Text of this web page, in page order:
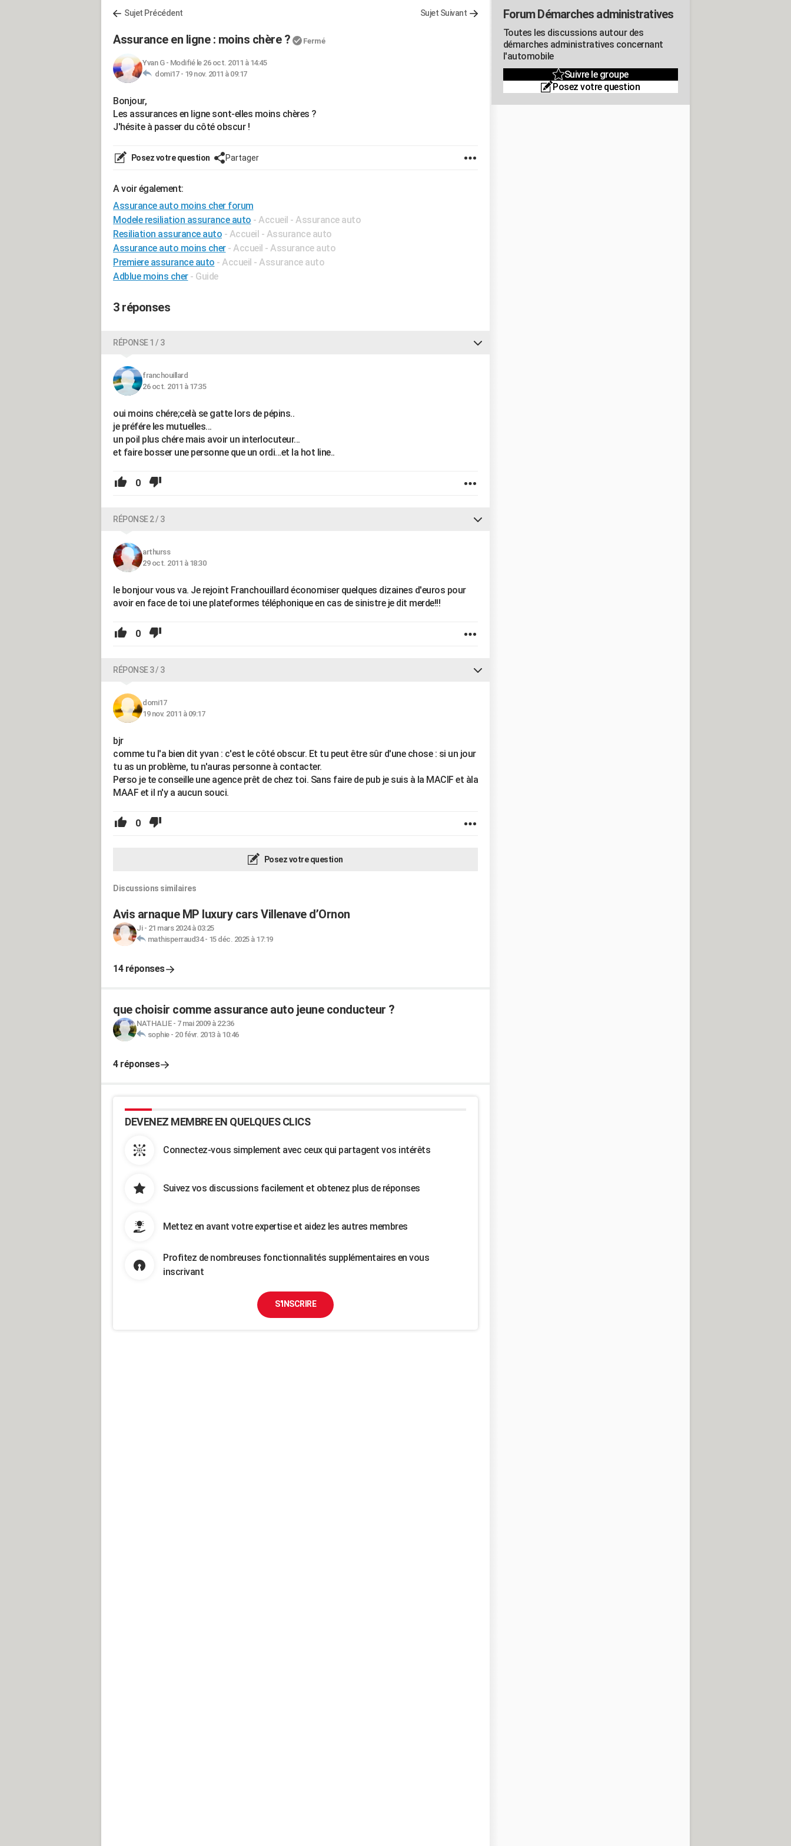
Sujet Précédent Sujet Suivant
Assurance en ligne : moins chère ? Fermé
Yvan G- Modifié le 26 oct. 2011 à 14:45
domi17 - 19 nov. 2011 à 09:17
Bonjour,
Les assurances en ligne sont-elles moins chères ?
J'hésite à passer du côté obscur !
Posez votre question Partager
A voir également:
Assurance auto moins cher forum
Modele resiliation assurance auto - Accueil - Assurance auto
Resiliation assurance auto - Accueil - Assurance auto
Assurance auto moins cher - Accueil - Assurance auto
Premiere assurance auto - Accueil - Assurance auto
Adblue moins cher - Guide
3 réponses
RÉPONSE 1 / 3
franchouillard
26 oct. 2011 à 17:35
oui moins chére;celà se gatte lors de pépins..
je préfére les mutuelles...
un poil plus chére mais avoir un interlocuteur...
et faire bosser une personne que un ordi...et la hot line..
0
RÉPONSE 2 / 3
arthurss
29 oct. 2011 à 18:30
le bonjour vous va. Je rejoint Franchouillard économiser quelques dizaines d'euros pour
avoir en face de toi une plateformes téléphonique en cas de sinistre je dit merde!!!
0
RÉPONSE 3 / 3
domi17
19 nov. 2011 à 09:17
bjr
comme tu l'a bien dit yvan : c'est le côté obscur. Et tu peut être sûr d'une chose : si un jour
tu as un problème, tu n'auras personne à contacter.
Perso je te conseille une agence prêt de chez toi. Sans faire de pub je suis à la MACIF et àla
MAAF et il n'y a aucun souci.
0
Posez votre question
Discussions similaires
Avis arnaque MP luxury cars Villenave d’Ornon
Ji- 21 mars 2024 à 03:25
mathisperraud34- 15 déc. 2025 à 17:19
14 réponses
que choisir comme assurance auto jeune conducteur ?
NATHALIE- 7 mai 2009 à 22:36
sophie- 20 févr. 2013 à 10:46
4 réponses
DEVENEZ MEMBRE EN QUELQUES CLICS
Connectez-vous simplement avec ceux qui partagent vos intérêts
Suivez vos discussions facilement et obtenez plus de réponses
Mettez en avant votre expertise et aidez les autres membres
Profitez de nombreuses fonctionnalités supplémentaires en vous
inscrivant
S'INSCRIRE
Forum Démarches administratives
Toutes les discussions autour des
démarches administratives concernant
l'automobile
Suivre le groupe
Posez votre question